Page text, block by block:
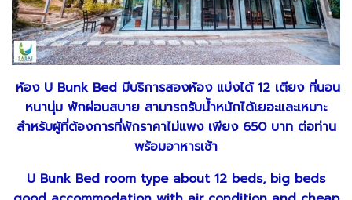
ห้อง U Bunk Bed มีบริการสองห้อง แบ่งได้ 12 เตียง ที่นอน
หนานุ่ม พักผ่อนสบาย สามารถรับน้ำหนักได้เยอะและเหมาะ
สำหรับผู้ที่ต้องการที่พักราคาไม่แพง เพียง 650 บาท ต่อท่าน
พร้อมอาหารเช้า
U Bunk Bed room type about 12 beds, big beds